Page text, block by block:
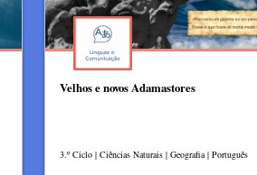
Velhos e novos Adamastores
3.º Ciclo | Ciências Naturais | Geografia | Português